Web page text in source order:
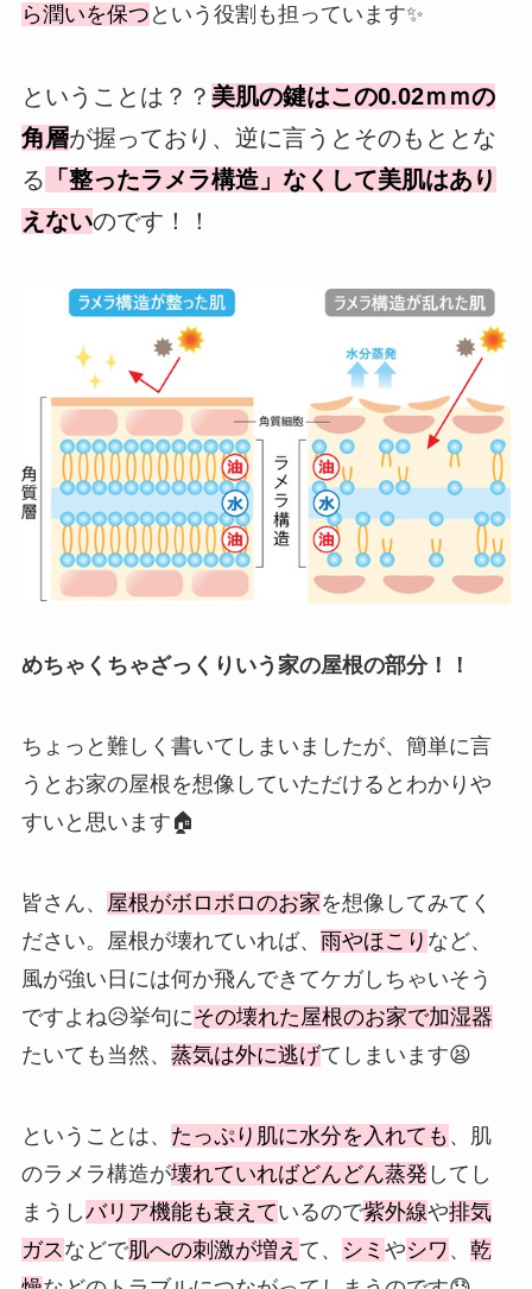
ら潤いを保つ という役割も担っています✨
ということは？？ 美肌の鍵はこの0.02ｍｍの
角層が握っており、逆に言うとそのもととな
る 「整ったラメラ構造」なくして美肌はあり
えないのです！！
めちゃくちゃざっくりいう家の屋根の部分！！
ちょっと難しく書いてしまいましたが、簡単に言
うとお家の屋根を想像していただけるとわかりや
すいと思います🏠
皆さん、 屋根がボロボロのお家を想像してみてく
ださい。屋根が壊れていれば、 雨やほこり など、
風が強い日には何か飛んできてケガしちゃいそう
ですよね😥挙句にその壊れた屋根のお家で加湿器
たいても当然、 蒸気は外に逃げてしまいます😫
ということは、 たっぷり肌に水分を入れても 、肌
のラメラ構造が壊れていればどんどん蒸発 してし
まうしバリア機能も衰えているので紫外線や排気
ガス などで肌への刺激が増え て、 シミ やシワ 、 乾